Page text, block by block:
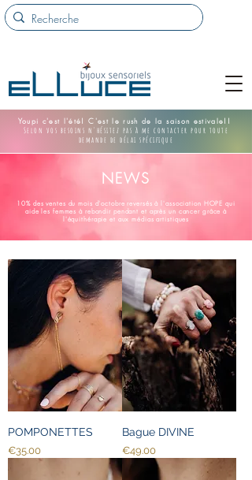
Youpi c'est l'été! C'est le rush de la saison estivale!!
Selon vos besoins n'hésitez pas à me contacter pour toute
demande de délai spécifique
NEWS
10% des ventes du mois d'octobre reversés à l'association HOPE qui
aide les femmes à rebondir pendant et après un cancer grâce à
l'équithérapie et aux médias artistiques
POMPONETTES
Price
€35.00
Bague DIVINE
Price
€49.00